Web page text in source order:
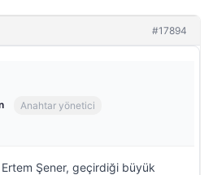
#17894
Anahtar yönetici
Şener, geçirdiği büyük